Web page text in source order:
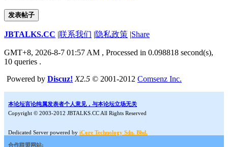
发表帖子
JBTALKS.CC |联系我们 |隐私政策 |Share
GMT+8, 2026-8-7 01:57 AM , Processed in 0.098818 second(s),
10 queries .
Powered by Discuz! X2.5 © 2001-2012 Comsenz Inc.
本论坛言论纯属发表者个人意见，与本论坛立场无关
Copyright © 2003-2012 JBTALKS.CC All Rights Reserved
Dedicated Server powered by iCore Technology Sdn. Bhd.
合作联盟网站: